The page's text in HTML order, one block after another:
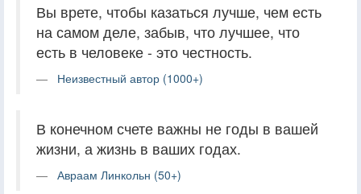
Вы врете, чтобы казаться лучше, чем есть
на самом деле, забыв, что лучшее, что
есть в человеке - это честность.
Неизвестный автор (1000+)
В конечном счете важны не годы в вашей
жизни, а жизнь в ваших годах.
Авраам Линкольн (50+)